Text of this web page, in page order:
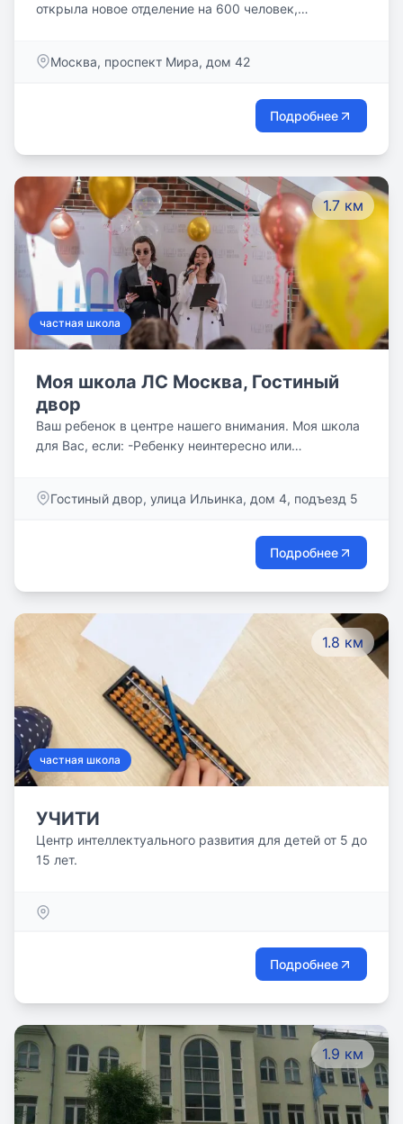
открыла новое отделение на 600 человек,
технологиям и основам IT-профессий.
Москва, проспект Мира, дом 42
Подробнее
1.7 км
частная школа
Моя школа ЛС Москва, Гостиный
двор
Ваш ребенок в центре нашего внимания. Моя школа
для Вас, если: -Ребенку неинтересно или
-Ребенок занимается профессиональным спортом и
отсутствует в школе из-за слабого иммунитета -У
ребенка много пробелов в знаниях или знания
на семейной форме обучения, и Вы хотите
образовываться вместе с ним самостоятельно -Если
Ваш ребенок обучается дистанционно, а у Вас нет
возможности быть с ним рядом для контроля
процесса обучения
Гостиный двор, улица Ильинка, дом 4, подъезд 5
Подробнее
1.8 км
частная школа
УЧИТИ
Центр интеллектуального развития для детей от 5 до
15 лет.
Подробнее
1.9 км